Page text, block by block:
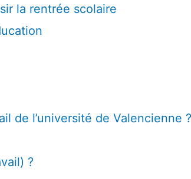
la rentrée scolaire
de l’université de Valencienne ?
?